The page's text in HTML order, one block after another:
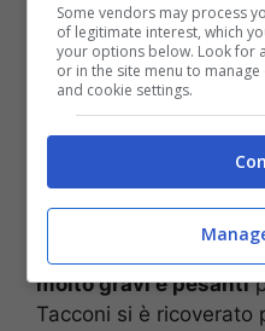
Dopo la sua lunga
Stefano Tacconi ha
anche in diversi ambiti
caratteristiche
professionale. Ma, di
resa necessarie per
molto gravi e pesanti
Tacconi si è ricoverato
Some vendors may process
of legitimate interest, which
your options below. Look for
or in the site menu to
and cookie settings.